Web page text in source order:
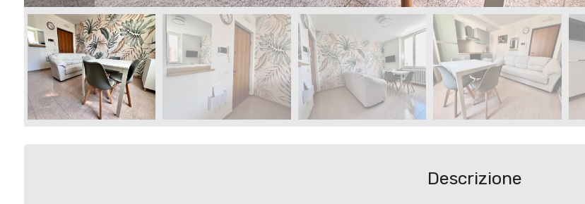
Descrizione
Commerciali
Terreni
Prezzo